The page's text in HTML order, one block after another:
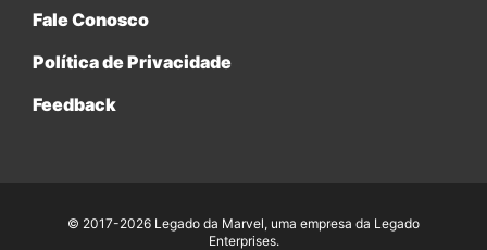
Fale Conosco
Política de Privacidade
Feedback
© 2017-2026 Legado da Marvel, uma empresa da Legado
Enterprises.